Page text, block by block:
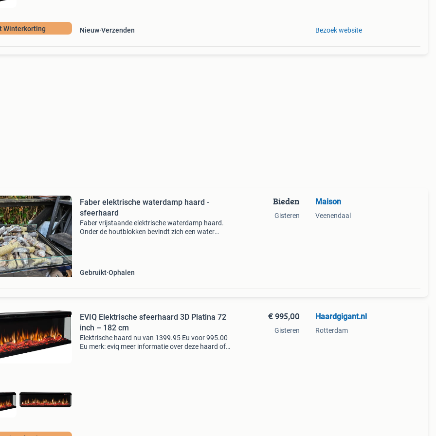
Winterkorting Nieuw Verzenden Bezoek website
Faber elektrische waterdamp haard -
sfeerhaard
Faber vrijstaande elektrische waterdamp haard.
Onder de houtblokken bevindt zich een water
Gebruikt Ophalen
Bieden
Gisteren
Maison
Veenendaal
EVIQ Elektrische sfeerhaard 3D Platina 72
inch – 182 cm
Elektrische haard nu van 1399.95 Eu voor 995.00
Eu merk: eviq meer informatie over deze haard of
€ 995,00
Gisteren
Haardgigant.nl
Rotterdam